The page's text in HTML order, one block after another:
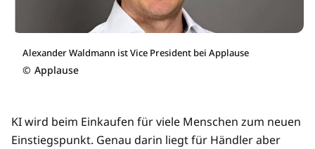
Alexander Waldmann ist Vice President bei Applause
© Applause
KI wird beim Einkaufen für viele Menschen zum neuen
Einstiegspunkt. Genau darin liegt für Händler aber